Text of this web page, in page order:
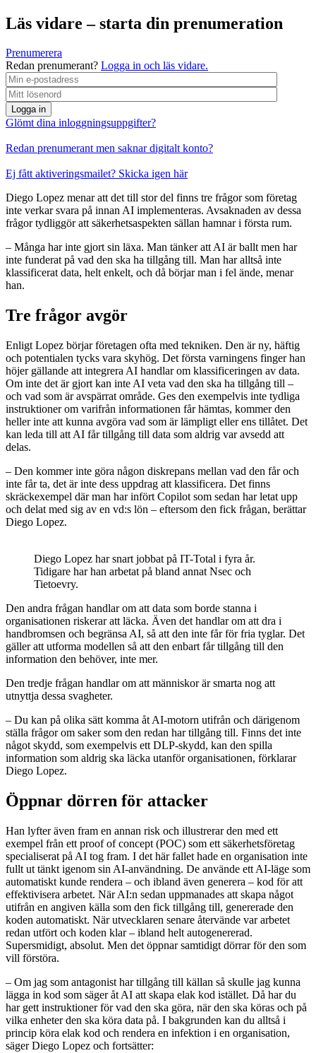
Läs vidare – starta din prenumeration
Prenumerera
Redan prenumerant? Logga in och läs vidare.
Logga in
Glömt dina inloggningsuppgifter?
Redan prenumerant men saknar digitalt konto?
Ej fått aktiveringsmailet? Skicka igen här
Diego Lopez menar att det till stor del finns tre frågor som företag
inte verkar svara på innan AI implementeras. Avsaknaden av dessa
frågor tydliggör att säkerhetsaspekten sällan hamnar i första rum.
– Många har inte gjort sin läxa. Man tänker att AI är ballt men har
inte funderat på vad den ska ha tillgång till. Man har alltså inte
klassificerat data, helt enkelt, och då börjar man i fel ände, menar
han.
Tre frågor avgör
Enligt Lopez börjar företagen ofta med tekniken. Den är ny, häftig
och potentialen tycks vara skyhög. Det första varningens finger han
höjer gällande att integrera AI handlar om klassificeringen av data.
Om inte det är gjort kan inte AI veta vad den ska ha tillgång till –
och vad som är avspärrat område. Ges den exempelvis inte tydliga
instruktioner om varifrån informationen får hämtas, kommer den
heller inte att kunna avgöra vad som är lämpligt eller ens tillåtet. Det
kan leda till att AI får tillgång till data som aldrig var avsedd att
delas.
– Den kommer inte göra någon diskrepans mellan vad den får och
inte får ta, det är inte dess uppdrag att klassificera. Det finns
skräckexempel där man har infört Copilot som sedan har letat upp
och delat med sig av en vd:s lön – eftersom den fick frågan, berättar
Diego Lopez.
Diego Lopez har snart jobbat på IT-Total i fyra år.
Tidigare har han arbetat på bland annat Nsec och
Tietoevry.
Den andra frågan handlar om att data som borde stanna i
organisationen riskerar att läcka. Även det handlar om att dra i
handbromsen och begränsa AI, så att den inte får för fria tyglar. Det
gäller att utforma modellen så att den enbart får tillgång till den
information den behöver, inte mer.
Den tredje frågan handlar om att människor är smarta nog att
utnyttja dessa svagheter.
– Du kan på olika sätt komma åt AI-motorn utifrån och därigenom
ställa frågor om saker som den redan har tillgång till. Finns det inte
något skydd, som exempelvis ett DLP-skydd, kan den spilla
information som aldrig ska läcka utanför organisationen, förklarar
Diego Lopez.
Öppnar dörren för attacker
Han lyfter även fram en annan risk och illustrerar den med ett
exempel från ett proof of concept (POC) som ett säkerhetsföretag
specialiserat på AI tog fram. I det här fallet hade en organisation inte
fullt ut tänkt igenom sin AI-användning. De använde ett AI-läge som
automatiskt kunde rendera – och ibland även generera – kod för att
effektivisera arbetet. När AI:n sedan uppmanades att skapa något
utifrån en angiven källa som den fick tillgång till, genererade den
koden automatiskt. När utvecklaren senare återvände var arbetet
redan utfört och koden klar – ibland helt autogenererad.
Supersmidigt, absolut. Men det öppnar samtidigt dörrar för den som
vill förstöra.
– Om jag som antagonist har tillgång till källan så skulle jag kunna
lägga in kod som säger åt AI att skapa elak kod istället. Då har du
har gett instruktioner för vad den ska göra, när den ska köras och på
vilka enheter den ska köra data på. I bakgrunden kan du alltså i
princip köra elak kod och rendera en infektion i en organisation,
säger Diego Lopez och fortsätter: